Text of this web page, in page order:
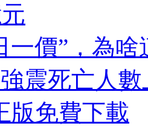
一價”，為
震死亡人數
版免費下載